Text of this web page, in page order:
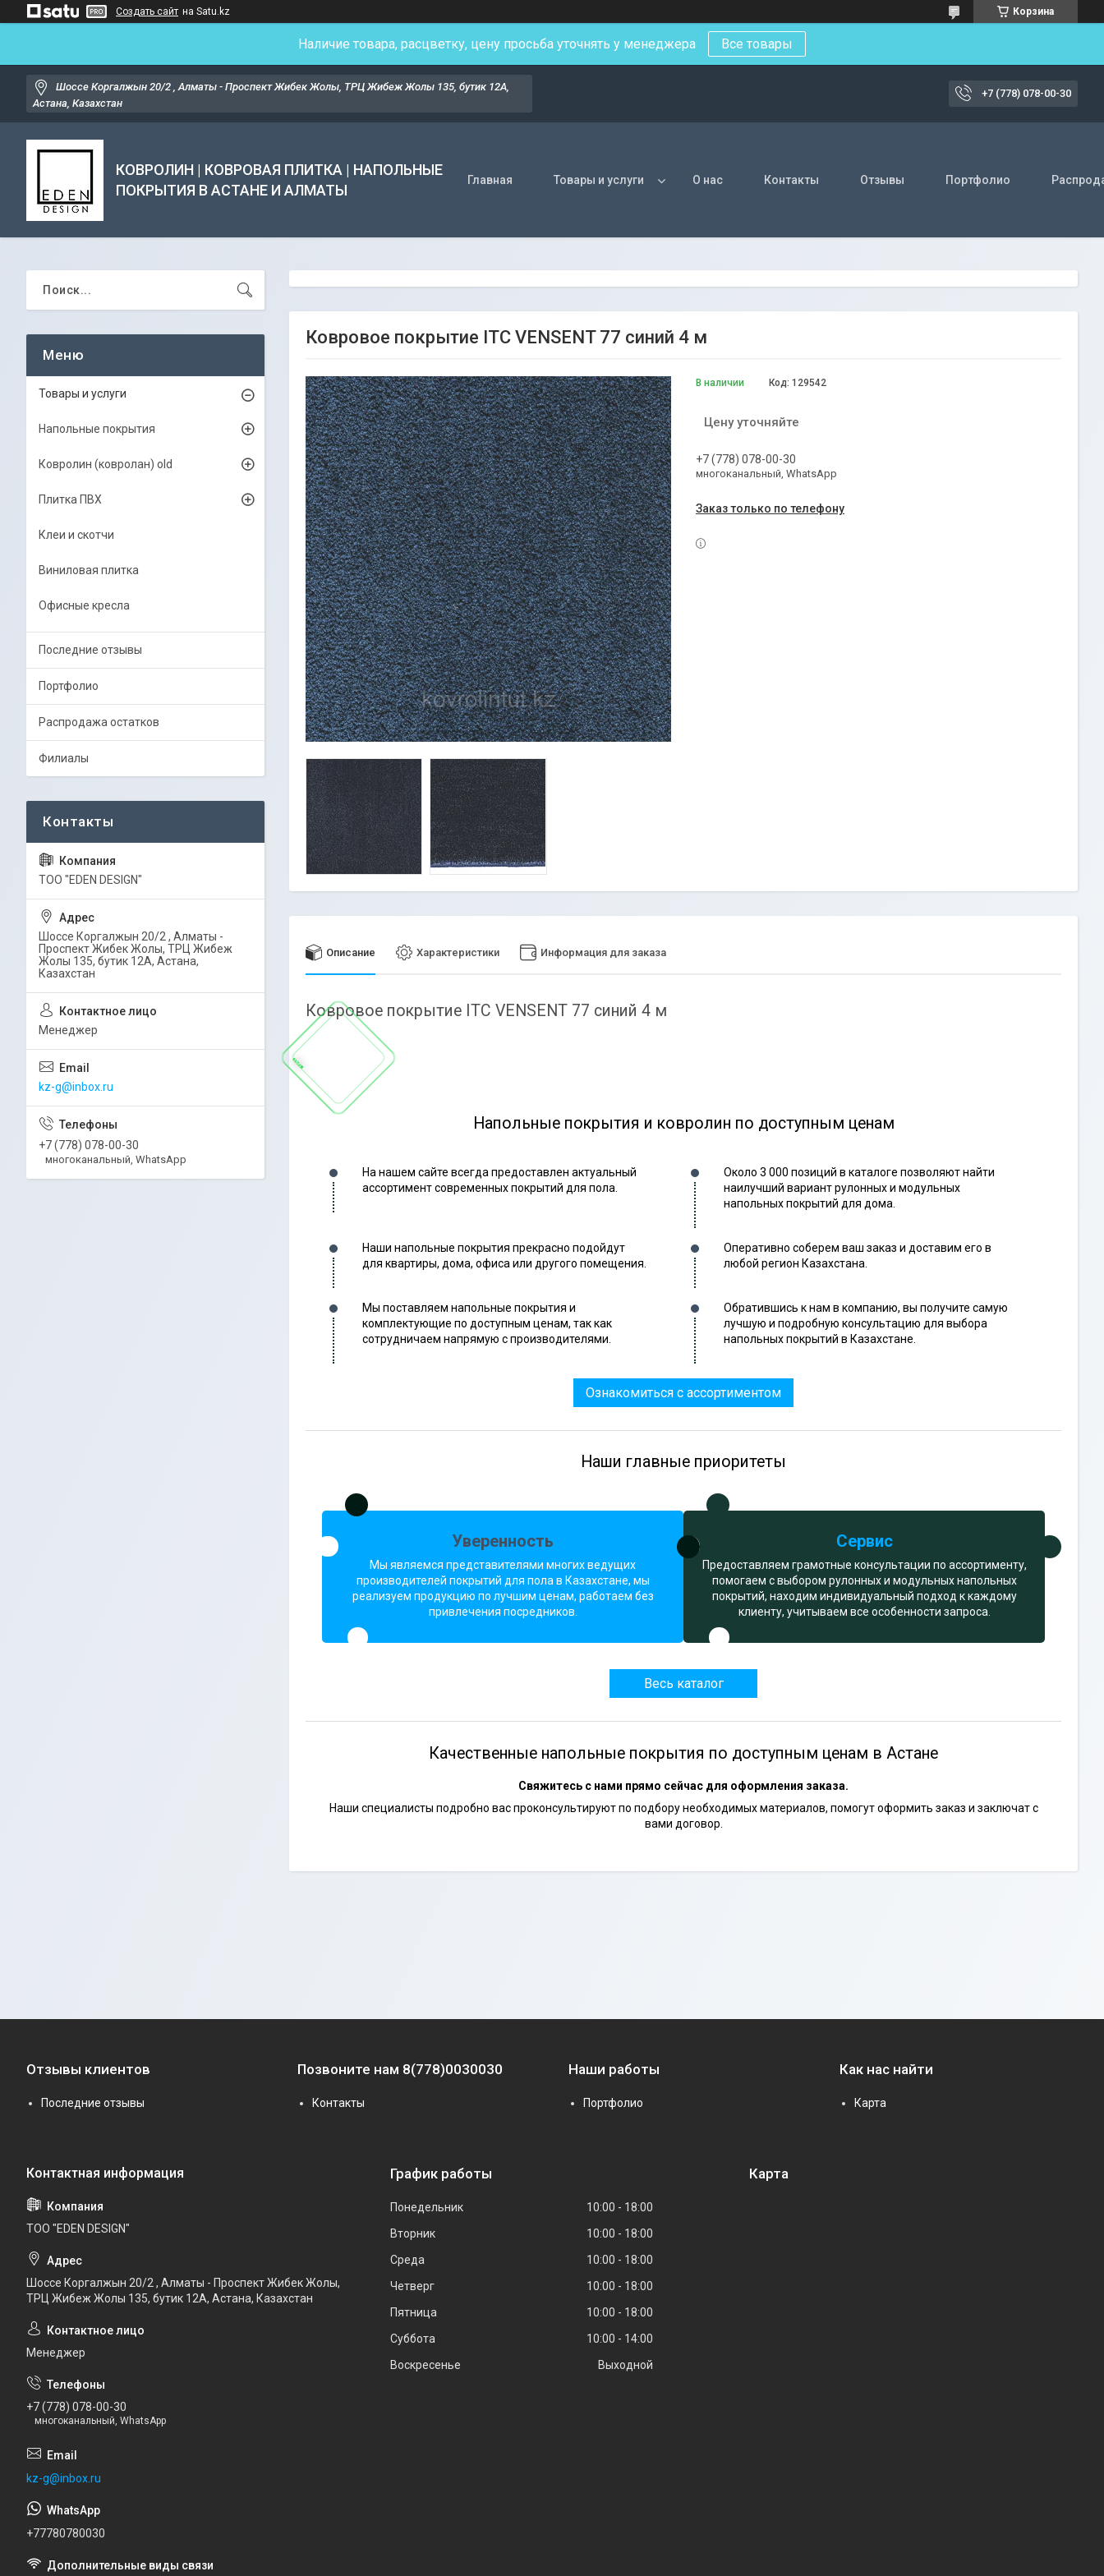
Создать сайт на Satu.kz Корзина
Наличие товара, расцветку, цену просьба уточнять у менеджера Все товары
Шоссе Коргалжын 20/2 , Алматы - Проспект Жибек Жолы, ТРЦ Жибеж Жолы 135, бутик 12А,
Астана, Казахстан
+7 (778) 078-00-30
КОВРОЛИН | КОВРОВАЯ ПЛИТКА | НАПОЛЬНЫЕ
ПОКРЫТИЯ В АСТАНЕ И АЛМАТЫ
Главная Товары и услуги О нас Контакты Отзывы Портфолио
Ковровое покрытие ITC VENSENT 77 синий 4 м
В наличии Код: 129542
Цену уточняйте
+7 (778) 078-00-30
многоканальный, WhatsApp
Заказ только по телефону
Описание Характеристики Информация для заказа
Ковровое покрытие ITC VENSENT 77 синий 4 м
Напольные покрытия и ковролин по доступным ценам
На нашем сайте всегда предоставлен актуальный
ассортимент современных покрытий для пола.
Около 3 000 позиций в каталоге позволяют найти
наилучший вариант рулонных и модульных
напольных покрытий для дома.
Наши напольные покрытия прекрасно подойдут
для квартиры, дома, офиса или другого помещения.
Оперативно соберем ваш заказ и доставим его в
любой регион Казахстана.
Мы поставляем напольные покрытия и
комплектующие по доступным ценам, так как
сотрудничаем напрямую с производителями.
Обратившись к нам в компанию, вы получите самую
лучшую и подробную консультацию для выбора
напольных покрытий в Казахстане.
Ознакомиться с ассортиментом
Наши главные приоритеты
Уверенность
Мы являемся представителями многих ведущих
производителей покрытий для пола в Казахстане, мы
реализуем продукцию по лучшим ценам, работаем без
привлечения посредников.
Сервис
Предоставляем грамотные консультации по ассортименту,
помогаем с выбором рулонных и модульных напольных
покрытий, находим индивидуальный подход к каждому
клиенту, учитываем все особенности запроса.
Весь каталог
Качественные напольные покрытия по доступным ценам в Астане
Свяжитесь с нами прямо сейчас для оформления заказа.
Наши специалисты подробно вас проконсультируют по подбору необходимых материалов, помогут оформить заказ и заключат с
вами договор.
Товары и услуги
Напольные покрытия
Ковролин (ковролан) old
Плитка ПВХ
Клеи и скотчи
Виниловая плитка
Офисные кресла
Последние отзывы
Портфолио
Распродажа остатков
Филиалы
ТОО "EDEN DESIGN"
Шоссе Коргалжын 20/2 , Алматы -
Проспект Жибек Жолы, ТРЦ Жибеж
Жолы 135, бутик 12А, Астана,
Казахстан
Менеджер
kz-g@inbox.ru
+7 (778) 078-00-30
многоканальный, WhatsApp
Отзывы клиентов
Последние отзывы
Позвоните нам 8(778)0030030
Контакты
Наши работы
Портфолио
Как нас найти
Карта
ТОО "EDEN DESIGN"
Шоссе Коргалжын 20/2 , Алматы - Проспект Жибек Жолы,
ТРЦ Жибеж Жолы 135, бутик 12А, Астана, Казахстан
Менеджер
+7 (778) 078-00-30
многоканальный, WhatsApp
kz-g@inbox.ru
+77780780030
График работы
Понедельник 10:00
18:00
Вторник
10:00
18:00
Среда
10:00
18:00
Четверг
10:00
18:00
Пятница
10:00
18:00
Суббота
10:00
14:00
Воскресенье
Выходной
Карта